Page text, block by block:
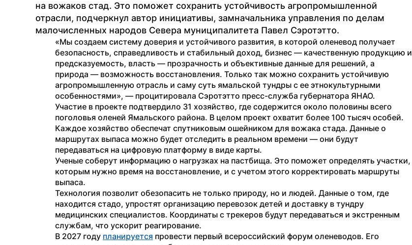
на вожаков стад. Это поможет сохранить устойчивость агропромышленной
отрасли, подчеркнул автор инициативы, замначальника управления по делам
малочисленных народов Севера муниципалитета Павел Сэротэтто.
«Мы создаем систему доверия и устойчивого развития, в которой оленевод получает
безопасность, справедливость и стабильный доход, бизнес — качественную продукцию и
предсказуемость, власть — прозрачность и объективные данные для решений, а
природа — возможность восстановления. Только так можно сохранить устойчивую
агропромышленную отрасль и саму суть ямальской тундры с ее этнокультурными
особенностями», — процитировала Сэротэтто пресс-служба губернатора ЯНАО.
Участие в проекте подтвердило 31 хозяйство, где содержится около половины всего
поголовья оленей Ямальского района. В целом проект охватит более 100 тысяч особей.
Каждое хозяйство обеспечат спутниковым ошейником для вожака стада. Данные о
маршрутах выпаса можно будет отследить в реальном времени — они будут
передаваться на цифровую платформу в виде карты.
Ученые соберут информацию о нагрузках на пастбища. Это поможет определять участки,
которым нужно время на восстановление, и с учетом этого корректировать маршруты
выпаса.
Технология позволит обезопасить не только природу, но и людей. Данные о том, где
находится стадо, упростят организацию перевозок детей и доставку в тундру
медицинских специалистов. Координаты с трекеров будут передаваться и экстренным
службам, что ускорит реагирование.
В 2027 году планируется провести первый всероссийский форум оленеводов. Его